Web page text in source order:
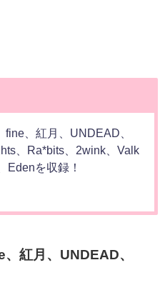
fine、紅月、UNDEAD、
、Ra*bits、2wink、Valk
Edenを収録！
紅月、UNDEAD、